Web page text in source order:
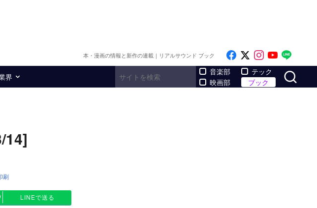
本・漫画の情報と新作の連載｜リアルサウンド ブック Like on Facebook
Follow on x
Follow on
Follow
界
音楽部
映画部
テック
ブック
14]
刷
LINEで送る